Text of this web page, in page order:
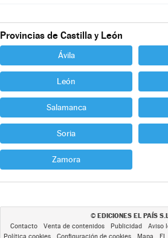
Provincias de Castilla y León
Ávila
León
Salamanca
Soria
Zamora
© EDICIONES EL PAÍS
Contacto Venta de contenidos Publicidad Aviso